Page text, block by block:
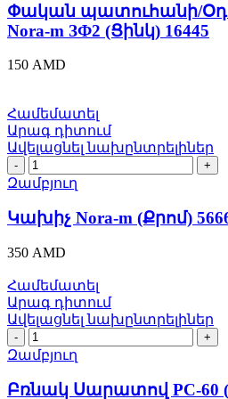
(завертка)
Nora-
m
(Ցինկ)
quantity
Փական պատուհանի/
Nora-m ЗФ2 (Ցինկ) 16445
150 AMD
Համեմատել
Արագ դիտում
Ավելացնել նախընտրելիներ
Կախիչ
Nora-
(Քրոմ)
5666
quantity
Զամբյուղ
Կախիչ Nora-m (Քրոմ)
350 AMD
Համեմատել
Արագ դիտում
Ավելացնել նախընտրելիներ
Բռնակ
Սարատով
PC-
60
Զամբյուղ
Բռնակ Սարատով PC-60